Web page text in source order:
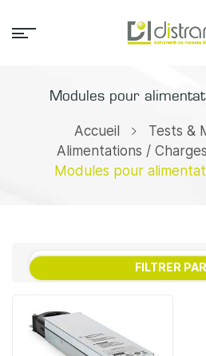
Modules pour
Accueil
Tests &
Alimentations /
Modules pour
FILTRER PAR